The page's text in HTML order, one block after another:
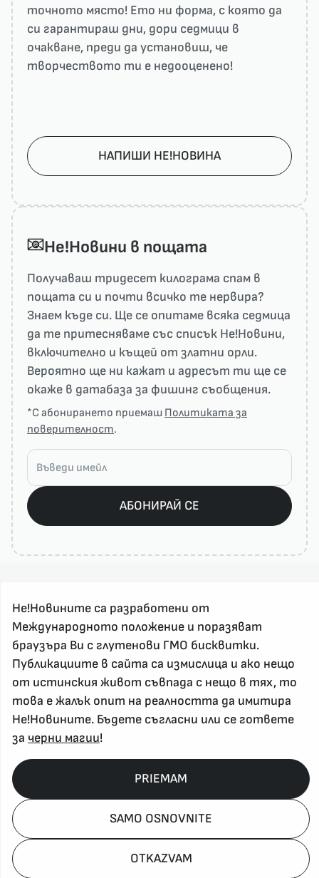
точното място! Ето ни форма, с която да
си гарантираш дни, дори седмици в
очакване, преди да установиш, че
творчеството ти е недооценено!
НАПИШИ НЕ!НОВИНА
He!Новини в пощата
Получаваш тридесет килограма спам в
пощата си и почти всичко те нервира?
Знаем къде си. Ще се опитаме всяка седмица
да те притесняваме със списък He!Новини,
включително и къщей от златни орли.
Вероятно ще ни кажат и адресът ти ще се
окаже в датабаза за фишинг съобщения.
*С абонирането приемаш Политиката за
поверителност.
АБОНИРАЙ СЕ
За реклама и връзка с нас, пишете на
nenovinite@gmail.com
Контакт
За нас
Напиши Не!Новина
Абонирай се
Policy, Rights, etc 2026
Не!Новините са разработени от
Международното положение и поразяват
браузъра Ви с глутенови ГМО бисквитки.
Публикациите в сайта са измислица и ако нещо
от истинския живот съвпада с нещо в тях, то
това е жалък опит на реалността да имитира
Не!Новините. Бъдете съгласни или се гответе
за черни магии!
OTKAZVAM
SAMO OSNOVNITE
PRIEMAM